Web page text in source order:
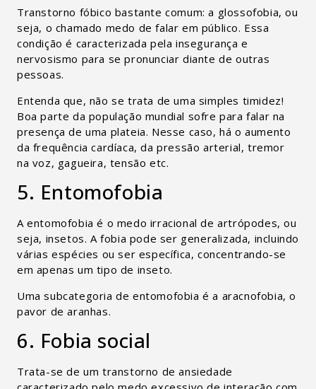
Transtorno fóbico bastante comum: a glossofobia, ou
seja, o chamado medo de falar em público. Essa
condição é caracterizada pela insegurança e
nervosismo para se pronunciar diante de outras
pessoas.
Entenda que, não se trata de uma simples timidez!
Boa parte da população mundial sofre para falar na
presença de uma plateia. Nesse caso, há o aumento
da frequência cardíaca, da pressão arterial, tremor
na voz, gagueira, tensão etc.
5. Entomofobia
A entomofobia é o medo irracional de artrópodes, ou
seja, insetos. A fobia pode ser generalizada, incluindo
várias espécies ou ser específica, concentrando-se
em apenas um tipo de inseto.
Uma subcategoria de entomofobia é a aracnofobia, o
pavor de aranhas.
6. Fobia social
Trata-se de um transtorno de ansiedade